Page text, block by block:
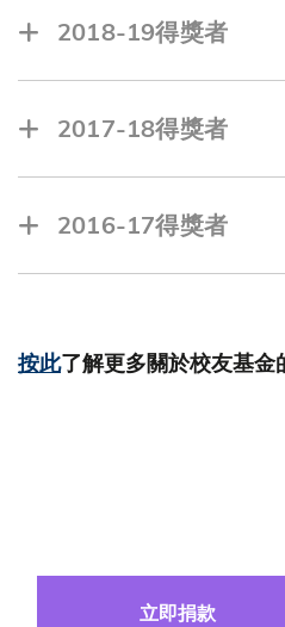
2018-19得獎者
NARAYANA SWAMY
2017-18得獎者
LUC Annie An-nhi, T-
王晴楓, Uni-ox
2016-17得獎者
SHREY Singh, Huan
按此了解更多關於校友基金
立即捐款